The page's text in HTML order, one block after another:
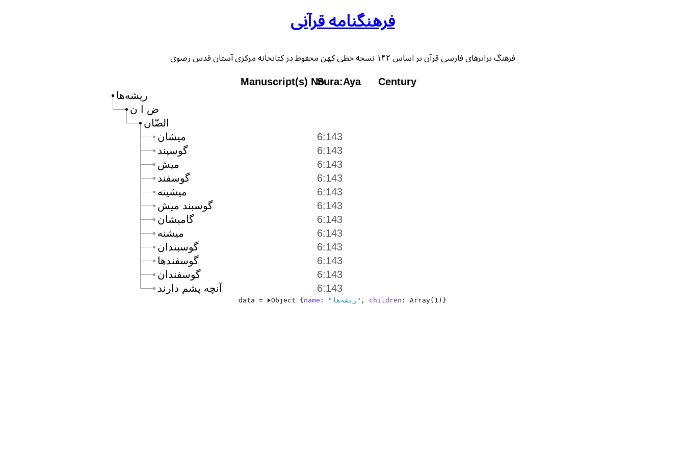
فرهنگنامه قرآنی
فرهنگ برابرهای فارسی قرآن بر اساس ۱۴۲ نسخه خطی کهن محفوظ در کتابخانه مرکزی آستان قدس رضوی
ریشه‌ها
ض ا ن
الضّان
ميشان
6:143
گوسپند 6:143
ميش 6:143
گوسفند
6:143
ميشينه
6:143
گوسبند ميش
6:143
گاميشان
6:143
ميشنه
6:143
گوسبندان 6:143
گوسفندها 6:143
گوسفندان 6:143
آنچه پشم دارند 6:143
Manuscript(s) No.Sura:Aya Century
data = Object { name : "ریشه‌ها" , children : Array(1) }